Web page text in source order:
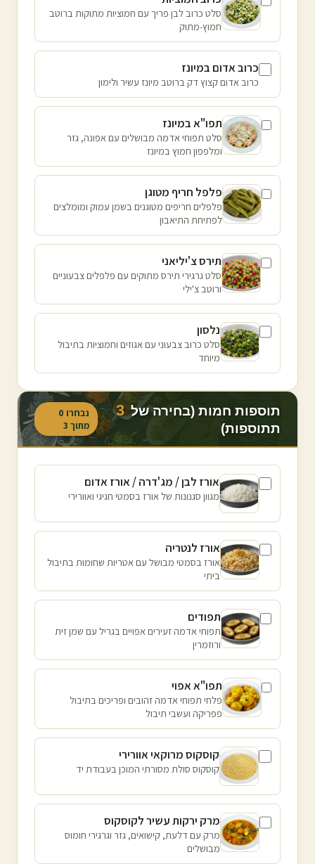
סלט כרוב לבן פריך עם חמוציות מתוקות ברוטב
חמוץ-מתוק
כרוב אדום במיונז
כרוב אדום קצוץ דק ברוטב מיונז עשיר ולימון
תפו"א במיונז
סלט תפוחי אדמה מבושלים עם אפונה, גזר
ומלפפון חמוץ במיונז
פלפל חריף מטוגן
פלפלים חריפים מטוגנים בשמן עמוק ומומלצים
לפתיחת התיאבון
תירס צ'יליאני
סלט גרגירי תירס מתוקים עם פלפלים צבעוניים
ורוטב צ'ילי
נלסון
סלט כרוב צבעוני עם אגוזים וחמוציות בתיבול
מיוחד
תוספות חמות (בחירה של 3
תתוספות)
נבחרו 0
מתוך 3
אורז לבן / מג'דרה / אורז אדום
מגוון סגנונות של אורז בסמטי חגיגי ואוורירי
אורז לנטריה
אורז בסמטי מבושל עם אטריות שחומות בתיבול
ביתי
תפודים
תפוחי אדמה זעירים אפויים בגריל עם שמן זית
ורוזמרין
תפו"א אפוי
פלחי תפוחי אדמה זהובים ופריכים בתיבול
פפריקה ועשבי תיבול
קוסקוס מרוקאי אוורירי
קוסקוס סולת מסורתי המוכן בעבודת יד
מרק ירקות עשיר לקוסקוס
מרק עם דלעת, קישואים, גזר וגרגירי חומוס
מבושלים